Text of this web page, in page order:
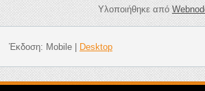
Υλοποιήθηκε από
Έκδοση: Mobile| Desktop